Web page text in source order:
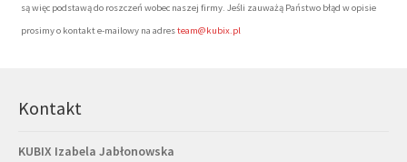
są więc podstawą do roszczeń wobec naszej firmy. Jeśli zauważą Państwo błąd w opisie
prosimy o kontakt e-mailowy na adresteam@kubix.pl
Kontakt
KUBIX Izabela Jabłonowska